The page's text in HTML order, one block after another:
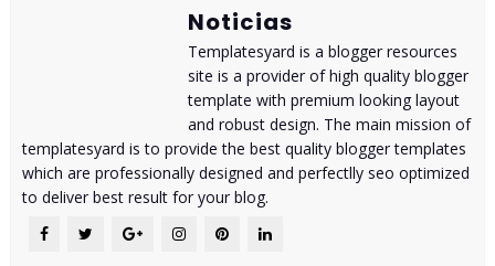
Noticias
Templatesyard is a blogger resources
site is a provider of high quality blogger
template with premium looking layout
and robust design. The main mission of
templatesyard is to provide the best quality blogger templates
which are professionally designed and perfectlly seo optimized
to deliver best result for your blog.